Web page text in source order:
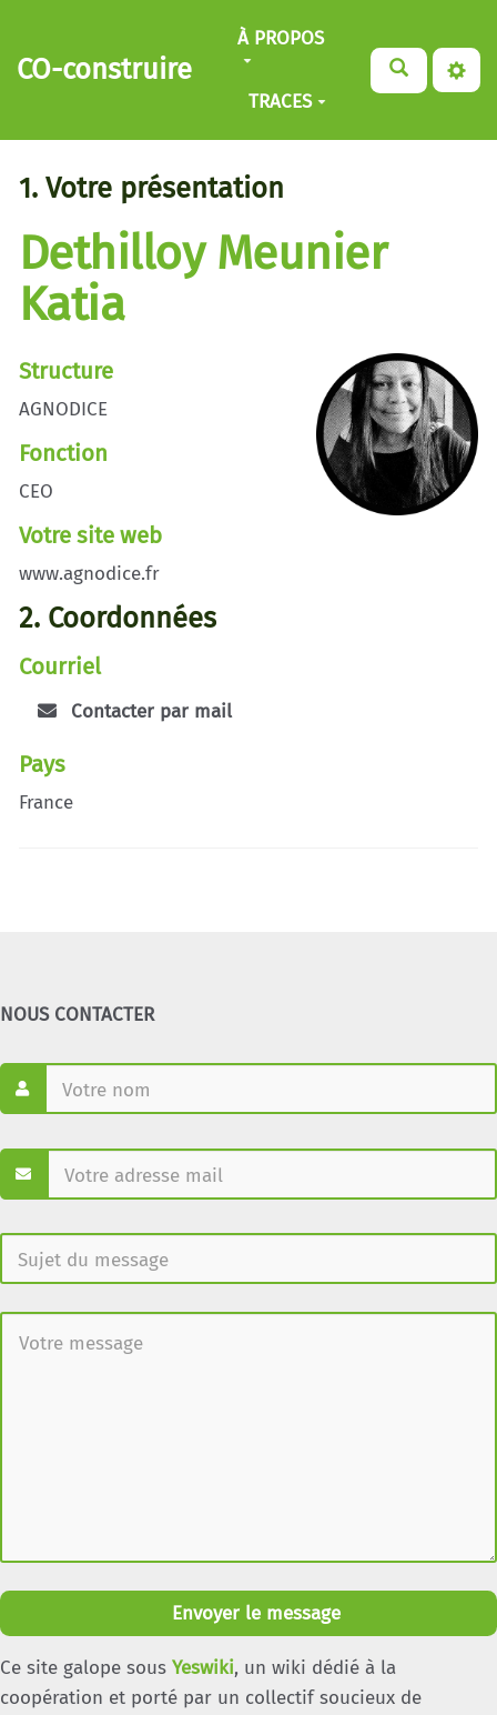
Aller au contenu principal
CO-construire
À PROPOS
TRACES
1. Votre présentation
Dethilloy Meunier
Katia
Structure
AGNODICE
Fonction
CEO
Votre site web
www.agnodice.fr
2. Coordonnées
Courriel
Contacter par mail
Pays
France
NOUS CONTACTER
Envoyer le message
Ce site galope sous Yeswiki, un wiki dédié à la
coopération et porté par un collectif soucieux de